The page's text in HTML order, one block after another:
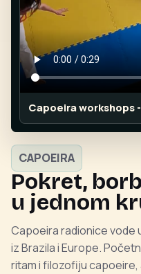
Capoeira workshops
CAPOEIRA
Pokret,
u jednom
Capoeira radionice vode
iz Brazila i Europe.
ritam i filozofiju capoeire,